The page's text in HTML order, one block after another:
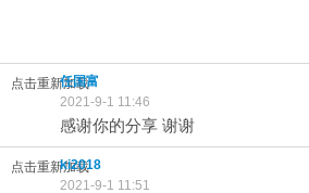
点击重新加载
任国富
2021-9-1 11:46
感谢你的分享 谢谢
点击重新加载
ki2018
2021-9-1 11:51